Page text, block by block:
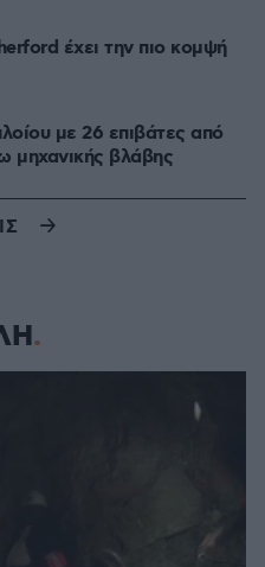
έχει την πιο κομψή
με 26 επιβάτες από
μηχανικής βλάβης